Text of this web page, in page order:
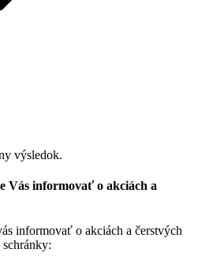
výsledok.
Vás informovať o akciách a
informovať o akciách a čerstvých